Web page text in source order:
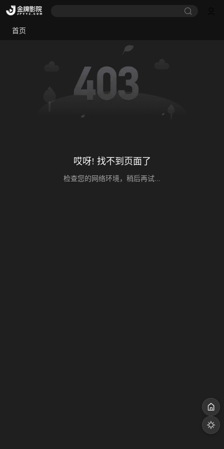
首页
哎呀! 找不到页面了
检查您的网络环境，稍后再试...